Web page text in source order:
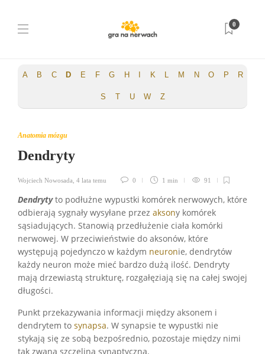
0
Słownik pojęć
A B C D E F G H K L M N O P R
S U W Z
Anatomia mózgu
Dendryty
Wojciech Nowosada 4 lata temu 0 1 min 91
Dendrytyto podłużne wypustki komórek nerwowych, które
odbierają sygnały wysyłane przez aksony komórek
sąsiadujących. Stanowią przedłużenie ciała komórki
nerwowej. W przeciwieństwie do aksonów, które
występują pojedynczo w każdym neuronie, dendrytów
każdy neuron może mieć bardzo dużą ilość. Dendryty
mają drzewiastą strukturę, rozgałęziają się na całej swojej
długości.
Punkt przekazywania informacji między aksonem i
dendrytem to synapsa. W synapsie te wypustki nie
stykają się ze sobą bezpośrednio, pozostaje między nimi
tak zwana szczelina synaptyczna.